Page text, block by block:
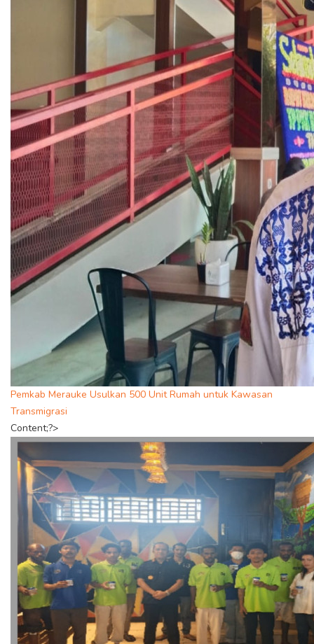
Pemkab Merauke Usulkan 500 Unit Rumah untuk Kawasan
Transmigrasi
Content;?>